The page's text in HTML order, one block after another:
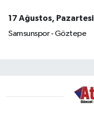
17 Ağustos, Pazartesi
Samsunspor - Göztepe